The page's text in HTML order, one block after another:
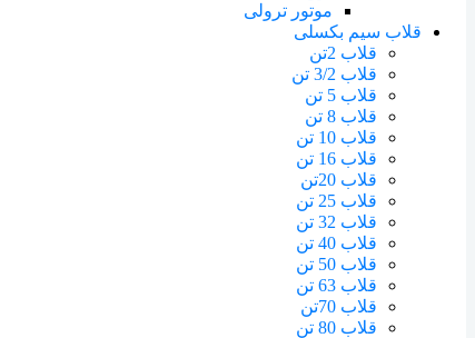
موتور ترولی
قلاب سیم بکسلی
قلاب 2تن
قلاب 3/2 تن
قلاب 5 تن
قلاب 8 تن
قلاب 10 تن
قلاب 16 تن
قلاب 20تن
قلاب 25 تن
قلاب 32 تن
قلاب 40 تن
قلاب 50 تن
قلاب 63 تن
قلاب 70تن
قلاب 80 تن